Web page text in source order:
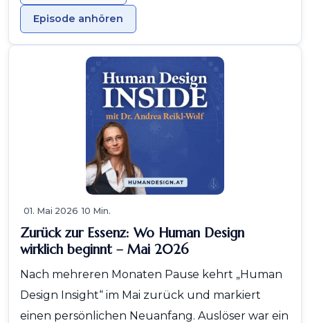
Episode anhören
01. Mai 2026 10 Min.
Zurück zur Essenz: Wo Human Design
wirklich beginnt – Mai 2026
Nach mehreren Monaten Pause kehrt „Human
Design Insight“ im Mai zurück und markiert
einen persönlichen Neuanfang. Auslöser war ein